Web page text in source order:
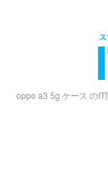
oppo a3 5g ケース の